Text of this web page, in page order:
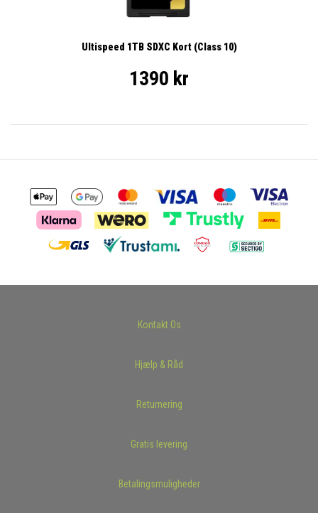
Ultispeed 1TB SDXC Kort (Class 10)
1390 kr
Kontakt Os
Hjælp & Råd
Returnering
Gratis levering
Betalingsmuligheder